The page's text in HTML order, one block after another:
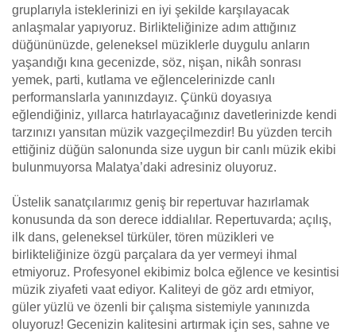
gruplarıyla isteklerinizi en iyi şekilde karşılayacak
anlaşmalar yapıyoruz. Birlikteliğinize adım attığınız
düğününüzde, geleneksel müziklerle duygulu anların
yaşandığı kına gecenizde, söz, nişan, nikâh sonrası
yemek, parti, kutlama ve eğlencelerinizde canlı
performanslarla yanınızdayız. Çünkü doyasıya
eğlendiğiniz, yıllarca hatırlayacağınız davetlerinizde kendi
tarzınızı yansıtan müzik vazgeçilmezdir! Bu yüzden tercih
ettiğiniz düğün salonunda size uygun bir canlı müzik ekibi
bulunmuyorsa Malatya’daki adresiniz oluyoruz.
Üstelik sanatçılarımız geniş bir repertuvar hazırlamak
konusunda da son derece iddialılar. Repertuvarda; açılış,
ilk dans, geleneksel türküler, tören müzikleri ve
birlikteliğinize özgü parçalara da yer vermeyi ihmal
etmiyoruz. Profesyonel ekibimiz bolca eğlence ve kesintisi
müzik ziyafeti vaat ediyor. Kaliteyi de göz ardı etmiyor,
güler yüzlü ve özenli bir çalışma sistemiyle yanınızda
oluyoruz! Gecenizin kalitesini artırmak için ses, sahne ve